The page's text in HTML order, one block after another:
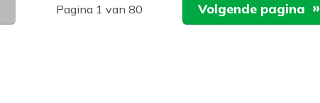
Pagina 1 van 80 Volgende pagina